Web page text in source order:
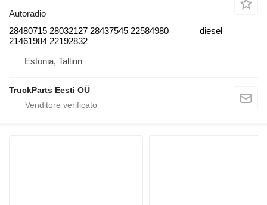
Autoradio
28480715 28032127 28437545 22584980
21461984 22192832
diesel
Estonia, Tallinn
TruckParts Eesti OÜ